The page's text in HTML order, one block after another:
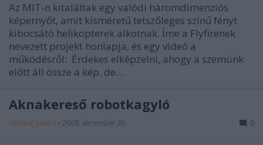
Az MIT-n kitaláltak egy valódi háromdimenziós
képernyőt, amit kisméretű tetszőleges színű fényt
kibocsátó helikopterek alkotnak. Íme a Flyfirenek
nevezett projekt honlapja, és egy videó a
működésről: Érdekes elképzelni, ahogy a szemünk
előtt áll össze a kép. de…
Aknakereső robotkagyló
richard_szabo • 2009. december 30. 0